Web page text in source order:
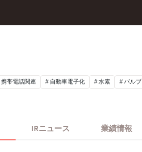
携帯電話関連 自動車電子化 水素 バルブ
IRニュース 業績情報